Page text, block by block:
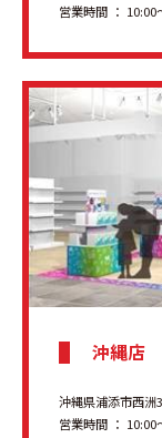
営業時間 ： 10:00
沖縄店
沖縄県浦添市西洲
営業時間 ： 10:00